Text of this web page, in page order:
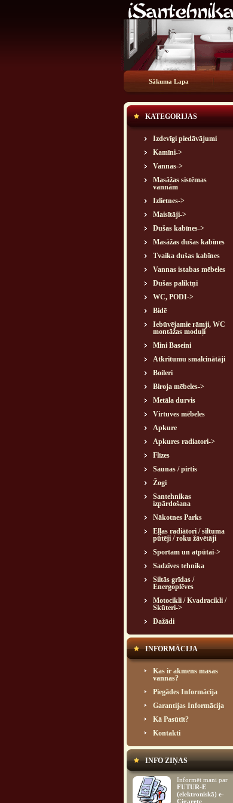
Sākuma Lapa
KATEGORIJAS
Izdevīgi piedāvājumi
Kamīni->
Vannas->
Masāžas sistēmas
vannām
Izlietnes->
Maisītāji->
Dušas kabīnes->
Masāžas dušas kabīnes
Tvaika dušas kabīnes
Vannas istabas mēbeles
Dušas paliktņi
WC, PODI->
Bidē
Iebūvējamie rāmji, WC
montāžas moduļi
Mini Baseini
Atkritumu smalcinātāji
Boileri
Biroja mēbeles->
Metāla durvis
Virtuves mēbeles
Apkure
Apkures radiatori->
Flīzes
Saunas / pirtis
Žogi
Santehnikas
izpārdošana
Nākotnes Parks
Eļļas radiātori / siltuma
pūtēji / roku žāvētāji
Sportam un atpūtai->
Sadzīves tehnika
Siltās grīdas /
Energoplēves
Motocikli / Kvadracikli /
Skūteri->
Dažādi
INFORMĀCIJA
Kas ir akmens masas
vannas?
Piegādes Informācija
Garantijas Informācija
Kā Pasūtīt?
Kontakti
INFO ZIŅAS
Informēt mani par
FUTUR-E
(elektroniskā) e-
Cigarete